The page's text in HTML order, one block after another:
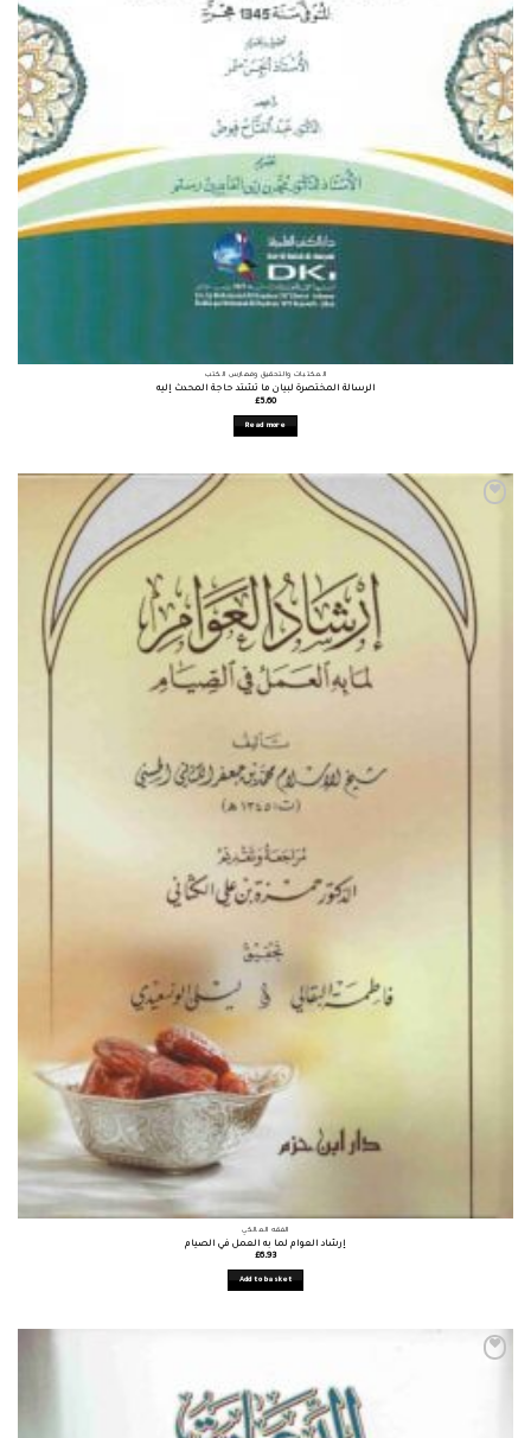
المكتبات والتحقيق وفهارس الكتب
الرسالة المختصرة لبيان ما تشتد حاجة المحدث إليه
£5.60
Read more
الفقه المالكي
إرشاد العوام لما به العمل في الصيام
£6.93
Add to basket